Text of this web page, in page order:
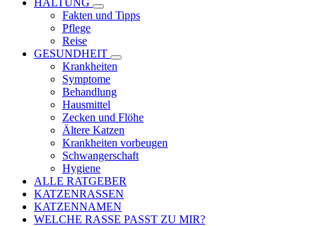
HALTUNG
Fakten und Tipps
Pflege
Reise
GESUNDHEIT
Krankheiten
Symptome
Behandlung
Hausmittel
Zecken und Flöhe
Ältere Katzen
Krankheiten vorbeugen
Schwangerschaft
Hygiene
ALLE RATGEBER
KATZENRASSEN
KATZENNAMEN
WELCHE RASSE PASST ZU MIR?